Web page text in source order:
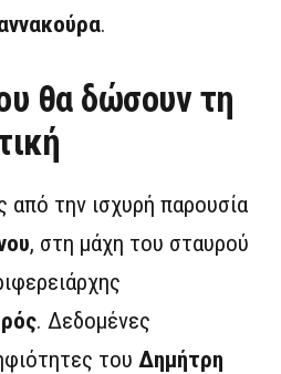
.
θα δώσουν τη
από την ισχυρή παρουσία
, στη μάχη του σταυρού
. Δεδομένες
του Δημήτρη